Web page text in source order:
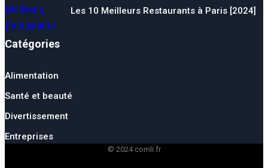
Les 10 Meilleurs Restaurants à Paris [2024]
Catégories
Alimentation
Santé et beauté
Divertissement
Entreprises
© 2024 comli.fr